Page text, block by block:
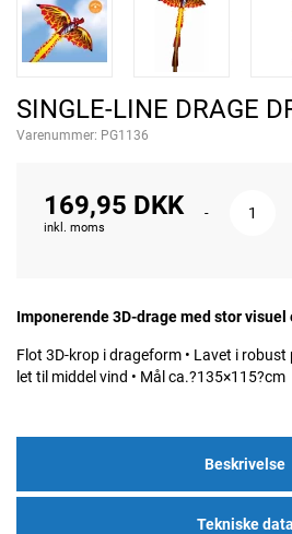
SINGLE-LINE DRAGE
Varenummer: PG1136
169,95 DKK
inkl. moms
-
Imponerende 3D-drage med stor
Flot 3D-krop i drageform • Lavet i robust
let til middel vind • Mål ca.?135×115?cm
Beskrivelse
Tekniske data